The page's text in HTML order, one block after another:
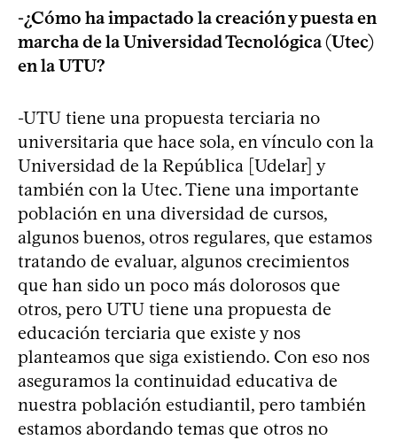
-¿Cómo ha impactado la creación y puesta en
marcha de la Universidad Tecnológica (Utec)
en la UTU?
-UTU tiene una propuesta terciaria no
universitaria que hace sola, en vínculo con la
Universidad de la República [Udelar] y
también con la Utec. Tiene una importante
población en una diversidad de cursos,
algunos buenos, otros regulares, que estamos
tratando de evaluar, algunos crecimientos
que han sido un poco más dolorosos que
otros, pero UTU tiene una propuesta de
educación terciaria que existe y nos
planteamos que siga existiendo. Con eso nos
aseguramos la continuidad educativa de
nuestra población estudiantil, pero también
estamos abordando temas que otros no